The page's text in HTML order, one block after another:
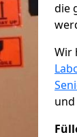
die
Wir
und